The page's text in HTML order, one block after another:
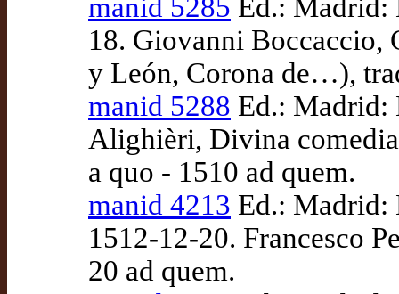
manid 5285 Ed.: Madrid:
18. Giovanni Boccaccio,
y León, Corona de…),
manid 5288 Ed.: Madrid:
Alighièri, Divina comedia
a quo - 1510 ad quem.
manid 4213 Ed.: Madrid:
1512-12-20. Francesco
20 ad quem.